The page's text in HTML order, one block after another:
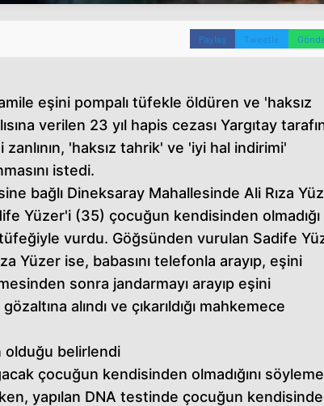
Paylaş Tweetle
eşini pompalı tüfekle öldüren ve 'haksız
verilen 23 yıl hapis cezası Yargıtay
'haksız tahrik' ve 'iyi hal indirimi'
istedi.
bağlı Dineksaray Mahallesinde Ali Rıza
Yüzer'i (35) çocuğun kendisinden olmadığı
vurdu. Göğsünden vurulan Sadife
Yüzer ise, babasını telefonla arayıp, eşini
sonra jandarmayı arayıp eşini
alındı ve çıkarıldığı mahkemece
belirlendi
çocuğun kendisinden olmadığını
yapılan DNA testinde çocuğun